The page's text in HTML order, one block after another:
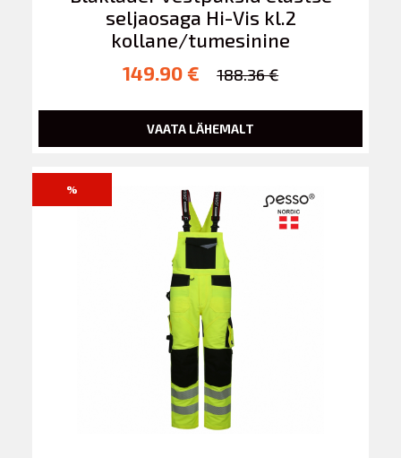
seljaosaga Hi-Vis kl.2
kollane/tumesinine
149.90 €
188.36 €
VAATA LÄHEMALT
%